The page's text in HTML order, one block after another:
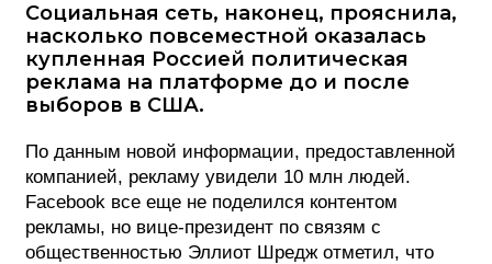
Социальная сеть, наконец, прояснила,
насколько повсеместной оказалась
купленная Россией политическая
реклама на платформе до и после
выборов в США.
По данным новой информации, предоставленной
компанией, рекламу увидели 10 млн людей.
Facebook все еще не поделился контентом
рекламы, но вице-президент по связям с
общественностью Эллиот Шредж отметил, что
КРЕАТИВА
БИЗНЕС И
ТЕХНОЛОГИИ
ФЕСТИВАЛИ
ФОТОГРАФИЯ